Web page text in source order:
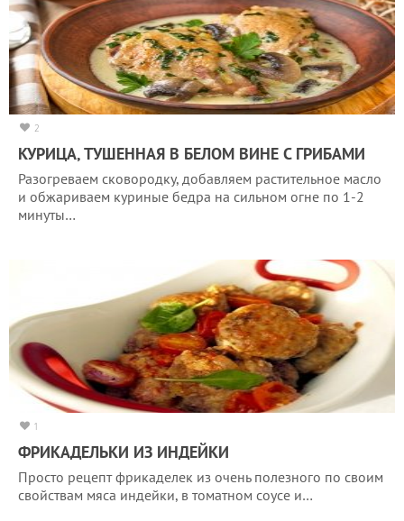
2
КУРИЦА, ТУШЕННАЯ В БЕЛОМ ВИНЕ С ГРИБАМИ
Разогреваем сковородку, добавляем растительное масло
и обжариваем куриные бедра на сильном огне по 1-2
минуты…
1
ФРИКАДЕЛЬКИ ИЗ ИНДЕЙКИ
Просто рецепт фрикаделек из очень полезного по своим
свойствам мяса индейки, в томатном соусе и…